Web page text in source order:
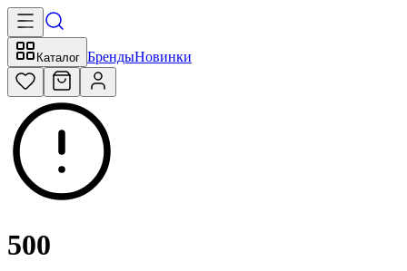
Каталог БрендыНовинки
500